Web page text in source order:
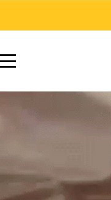
Emporter
Allergènes
Contact